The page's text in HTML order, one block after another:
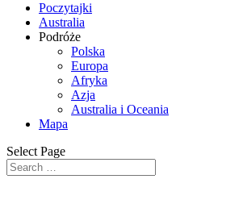
Poczytajki
Australia
Podróże
Polska
Europa
Afryka
Azja
Australia i Oceania
Mapa
Select Page